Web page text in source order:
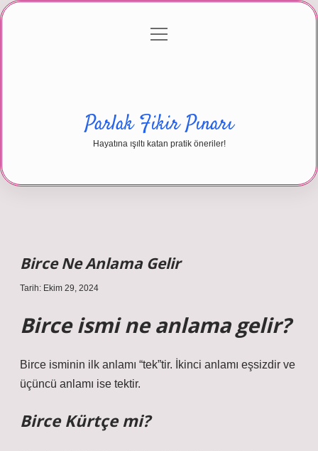
Gizlilik Politikası
menüyü
Parlak Fikir Pınarı
Hayatına ışıltı katan pratik öneriler!
Birce Ne Anlama Gelir
Tarih: Ekim 29, 2024
Birce ismi ne anlama gelir?
Birce isminin ilk anlamı “tek”tir. İkinci anlamı eşsizdir ve
üçüncü anlamı ise tektir.
Birce Kürtçe mi?